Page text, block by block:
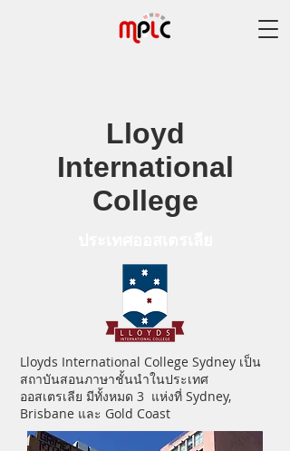
Lloyd
International
College
Lloyds International College Sydney เป็น
สถาบันสอนภาษาชั้นนำในประเทศ
ออสเตรเลีย มีทั้งหมด 3 แห่งที่ Sydney,
Brisbane และ Gold Coast